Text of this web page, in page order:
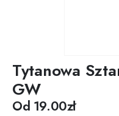
Tytanowa
GW
Od 19.00zł